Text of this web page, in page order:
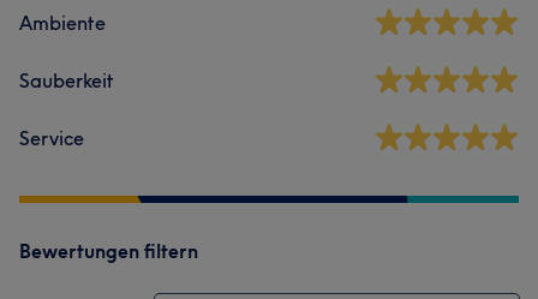
Ambiente
Sauberkeit
Service
Bewertungen filtern